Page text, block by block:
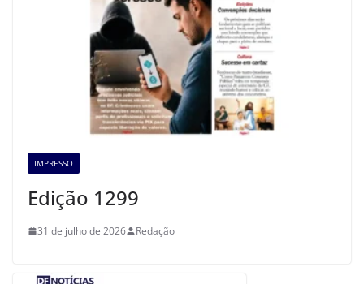
IMPRESSO
Edição 1299
31 de julho de 2026 Redação